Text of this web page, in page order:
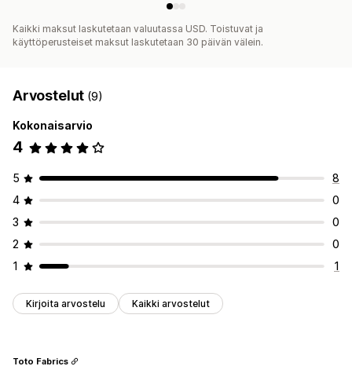
Kaikki maksut laskutetaan valuutassa USD. Toistuvat ja
käyttöperusteiset maksut laskutetaan 30 päivän välein.
Arvostelut (9)
Kokonaisarvio
4
5
8
4
0
3
0
2
0
1
1
Kirjoita arvostelu Kaikki arvostelut
Toto Fabrics